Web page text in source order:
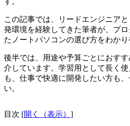
この記事では、リードエンジニア
発環境を経験してきた筆者が、プ
たノートパソコンの選び方をわかり
後半では、用途や予算ごとにおす
介しています。学習用として長く
も、仕事で快適に開発したい方も
い。
目次 [開く（表示） ]